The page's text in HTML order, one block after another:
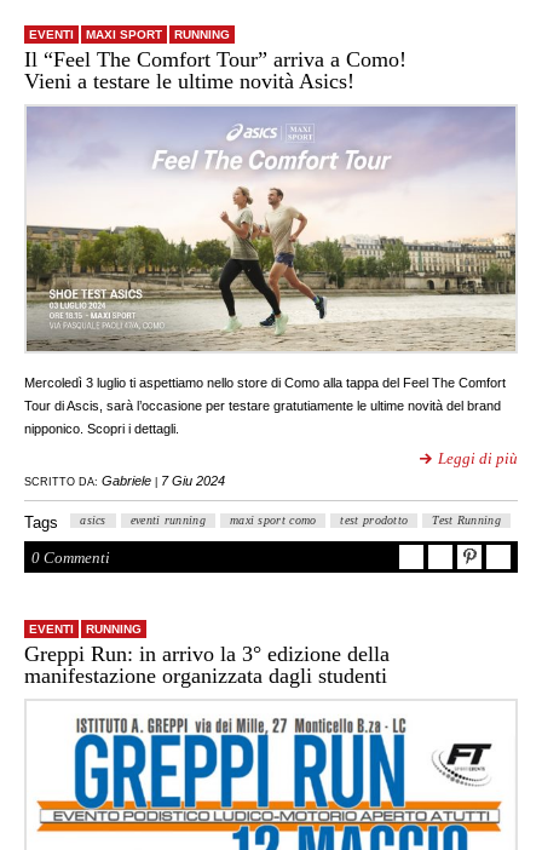
EVENTI MAXI SPORT RUNNING
Il “Feel The Comfort Tour” arriva a Como!
Vieni a testare le ultime novità Asics!
Mercoledì 3 luglio ti aspettiamo nello store di Como alla tappa del Feel The Comfort
Tour di Ascis, sarà l’occasione per testare gratutiamente le ultime novità del brand
nipponico. Scopri i dettagli.
Leggi di più
SCRITTO DA: Gabriele 7 Giu 2024
Tags asics eventi running maxi sport como test prodotto Test Running
0 Commenti
EVENTI RUNNING
Greppi Run: in arrivo la 3° edizione della
manifestazione organizzata dagli studenti